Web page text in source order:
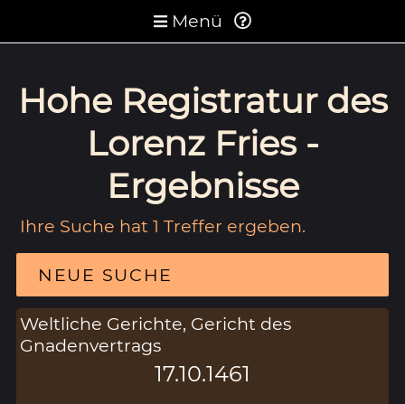
Menü
Hohe Registratur des
Lorenz Fries -
Ergebnisse
Ihre Suche hat 1 Treffer ergeben.
NEUE SUCHE
Weltliche Gerichte, Gericht des
Gnadenvertrags
17.10.1461